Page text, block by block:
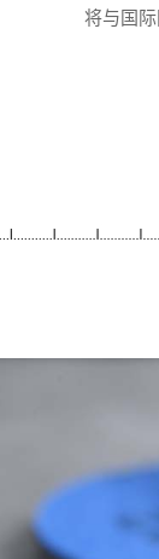
将与国际